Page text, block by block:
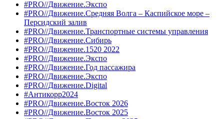
#PRO//Движение.Экспо
#PRO//Движение.Средняя Волга – Каспийское море –
Персидский залив
#PRO//Движение.Транспортные системы управления
#PRO//Движение.Сибирь
#PRO//Движение.1520 2022
#PRO//Движение.Экспо
#PRO//Движение.Год пассажира
#PRO//Движение.Экспо
#PRO//Движение.Digital
#Антикорр2024
#PRO//Движение.Восток 2026
#PRO//Движение.Восток 2025